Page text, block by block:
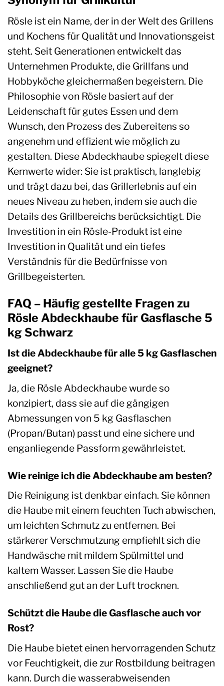
Rösle ist ein Name, der in der Welt des Grillens
und Kochens für Qualität und Innovationsgeist
steht. Seit Generationen entwickelt das
Unternehmen Produkte, die Grillfans und
Hobbyköche gleichermaßen begeistern. Die
Philosophie von Rösle basiert auf der
Leidenschaft für gutes Essen und dem
Wunsch, den Prozess des Zubereitens so
angenehm und effizient wie möglich zu
gestalten. Diese Abdeckhaube spiegelt diese
Kernwerte wider: Sie ist praktisch, langlebig
und trägt dazu bei, das Grillerlebnis auf ein
neues Niveau zu heben, indem sie auch die
Details des Grillbereichs berücksichtigt. Die
Investition in ein Rösle-Produkt ist eine
Investition in Qualität und ein tiefes
Verständnis für die Bedürfnisse von
Grillbegeisterten.
FAQ – Häufig gestellte Fragen zu
Rösle Abdeckhaube für Gasflasche 5
kg Schwarz
Ist die Abdeckhaube für alle 5 kg Gasflaschen
geeignet?
Ja, die Rösle Abdeckhaube wurde so
konzipiert, dass sie auf die gängigen
Abmessungen von 5 kg Gasflaschen
(Propan/Butan) passt und eine sichere und
enganliegende Passform gewährleistet.
Wie reinige ich die Abdeckhaube am besten?
Die Reinigung ist denkbar einfach. Sie können
die Haube mit einem feuchten Tuch abwischen,
um leichten Schmutz zu entfernen. Bei
stärkerer Verschmutzung empfiehlt sich die
Handwäsche mit mildem Spülmittel und
kaltem Wasser. Lassen Sie die Haube
anschließend gut an der Luft trocknen.
Schützt die Haube die Gasflasche auch vor
Rost?
Die Haube bietet einen hervorragenden Schutz
vor Feuchtigkeit, die zur Rostbildung beitragen
kann. Durch die wasserabweisenden